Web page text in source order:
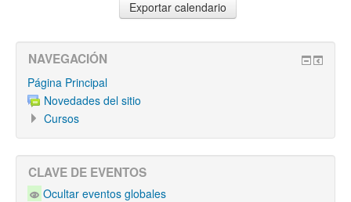
NAVEGACIÓN
Página Principal
Novedades del sitio
Cursos
CLAVE DE EVENTOS
Ocultar eventos globales